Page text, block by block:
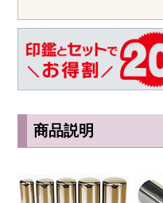
商品説明